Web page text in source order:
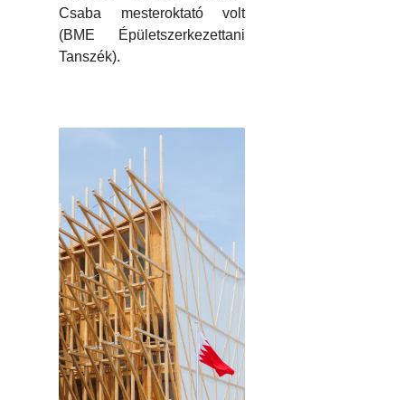
Csaba mesteroktató volt
(BME Épületszerkezettani
Tanszék).